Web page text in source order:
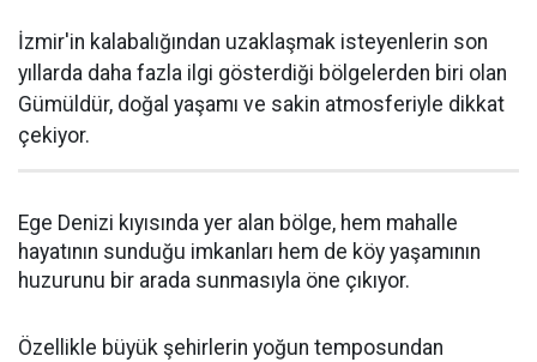
İzmir'in kalabalığından uzaklaşmak isteyenlerin son
yıllarda daha fazla ilgi gösterdiği bölgelerden biri olan
Gümüldür, doğal yaşamı ve sakin atmosferiyle dikkat
çekiyor.
Ege Denizi kıyısında yer alan bölge, hem mahalle
hayatının sunduğu imkanları hem de köy yaşamının
huzurunu bir arada sunmasıyla öne çıkıyor.
Özellikle büyük şehirlerin yoğun temposundan